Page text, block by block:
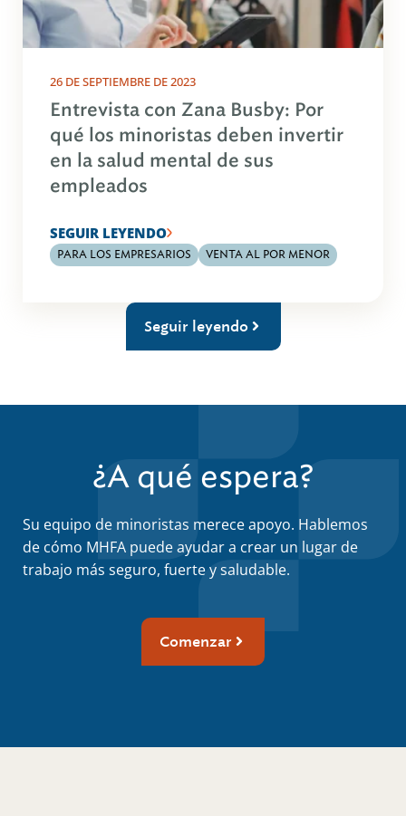
26 DE SEPTIEMBRE DE 2023
Entrevista con Zana Busby: Por
qué los minoristas deben invertir
en la salud mental de sus
empleados
SEGUIR LEYENDO
PARA LOS EMPRESARIOS VENTA AL POR MENOR
Seguir leyendo
¿A qué espera?
Su equipo de minoristas merece apoyo. Hablemos
de cómo MHFA puede ayudar a crear un lugar de
trabajo más seguro, fuerte y saludable.
Comenzar